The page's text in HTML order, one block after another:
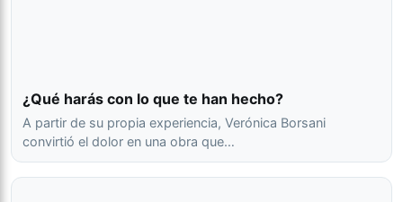
¿Qué harás con lo que te han hecho?
A partir de su propia experiencia, Verónica Borsani
convirtió el dolor en una obra que…